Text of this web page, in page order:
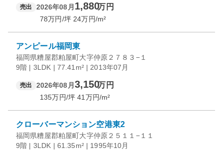
売出 2026年08月 1,880万円
78万円/坪 24万円/m²
アンピール福岡東
福岡県糟屋郡粕屋町大字仲原２７８３−１
9階 | 3LDK | 77.41m² | 2013年07月
売出 2026年08月 3,150万円
135万円/坪 41 万円/m²
クローバーマンション空港東2
福岡県糟屋郡粕屋町大字仲原２５１１−１１
9階 | 3LDK | 61.35m² | 1995年10月